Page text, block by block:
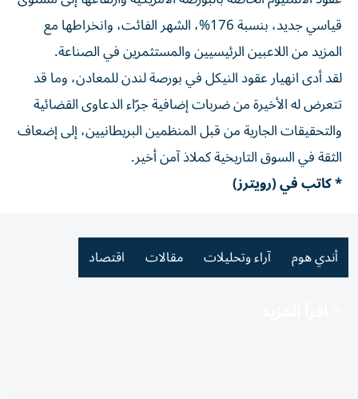
قياسي جديد، بنسبة 176%، الشهر الفائت، وانخراطها مع
المزيد من اللاعبين الرئيسيين والمستثمرين في الصناعة.
لقد أدى انهيار عقود النيكل في بورصة لندن للمعادن، وما قد
تتعرض له الأخيرة من ضربات إضافية جرّاء الدعاوى القضائية
والتحقيقات الجارية من قبل المنظمين البريطانيين، إلى إضعاف
الثقة في السوق التاريخية كملاذ آمن أخير.
* كاتب في (رويترز)
أندي هوم آراء وتحليلات مقالات اقتصاد